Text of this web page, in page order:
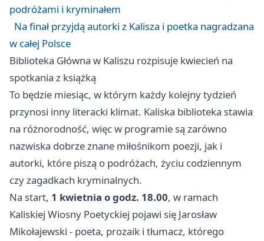
podróżami i kryminałem
Na finał przyjdą autorki z Kalisza i poetka nagradzana
w całej Polsce
Biblioteka Główna w Kaliszu rozpisuje kwiecień na
spotkania z książką
To będzie miesiąc, w którym każdy kolejny tydzień
przynosi inny literacki klimat. Kaliska biblioteka stawia
na różnorodność, więc w programie są zarówno
nazwiska dobrze znane miłośnikom poezji, jak i
autorki, które piszą o podróżach, życiu codziennym
czy zagadkach kryminalnych.
Na start, 1 kwietnia o godz. 18.00, w ramach
Kaliskiej Wiosny Poetyckiej pojawi się Jarosław
Mikołajewski - poeta, prozaik i tłumacz, którego